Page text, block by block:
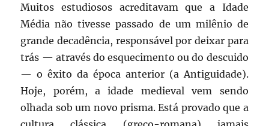
Muitos estudiosos acreditavam que a Idade
Média não tivesse passado de um milênio de
grande decadência, responsável por deixar para
trás — através do esquecimento ou do descuido
— o êxito da época anterior (a Antiguidade).
Hoje, porém, a idade medieval vem sendo
olhada sob um novo prisma. Está provado que a